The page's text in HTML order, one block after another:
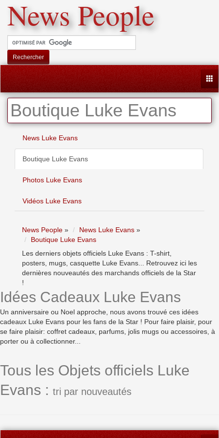
News People
Rechercher
Boutique Luke Evans
News Luke Evans
Boutique Luke Evans
Photos Luke Evans
Vidéos Luke Evans
News People » News Luke Evans »
Boutique Luke Evans
Les derniers objets officiels Luke Evans : T-shirt,
posters, mugs, casquette Luke Evans... Retrouvez ici les
dernières nouveautés des marchands officiels de la Star
!
Idées Cadeaux Luke Evans
Un anniversaire ou Noel approche, nous avons trouvé ces idées
cadeaux Luke Evans pour les fans de la Star ! Pour faire plaisir, pour
se faire plaisir: coffret cadeaux, parfums, jolis mugs ou accessoires, à
porter ou à collectionner...
Tous les Objets officiels Luke
Evans : tri par nouveautés